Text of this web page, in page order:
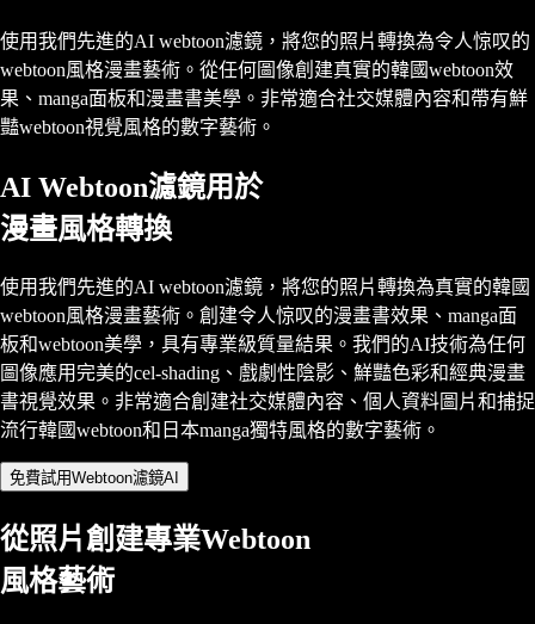
使用我們先進的AI webtoon濾鏡，將您的照片轉換為令人惊叹的
webtoon風格漫畫藝術。從任何圖像創建真實的韓國webtoon效
果、manga面板和漫畫書美學。非常適合社交媒體內容和帶有鮮
豔webtoon視覺風格的數字藝術。
AI Webtoon濾鏡用於
漫畫風格轉換
使用我們先進的AI webtoon濾鏡，將您的照片轉換為真實的韓國
webtoon風格漫畫藝術。創建令人惊叹的漫畫書效果、manga面
板和webtoon美學，具有專業級質量結果。我們的AI技術為任何
圖像應用完美的cel-shading、戲劇性陰影、鮮豔色彩和經典漫畫
書視覺效果。非常適合創建社交媒體內容、個人資料圖片和捕捉
流行韓國webtoon和日本manga獨特風格的數字藝術。
免費試用Webtoon濾鏡AI
從照片創建專業Webtoon
風格藝術